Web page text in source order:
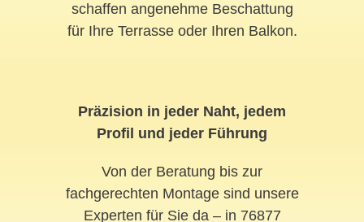
schaffen angenehme Beschattung
für Ihre Terrasse oder Ihren Balkon.
Präzision in jeder Naht, jedem
Profil und jeder Führung
Von der Beratung bis zur
fachgerechten Montage sind unsere
Experten für Sie da – in 76877